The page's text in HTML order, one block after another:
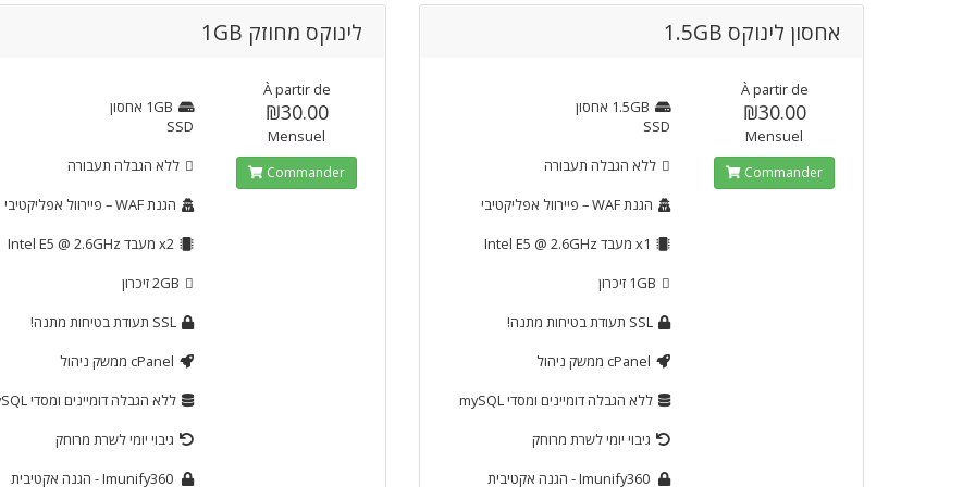
אחסון לינוקס 1.5GB
1.5GB אחסון
SSD
ללא הגבלהתעבורה
הגנת WAF
– פיירוול אפליקטיבי
x1 מעבד Intel E5 @ 2.6GHz
1GB זיכרון
SSL תעודת בטיחות מתנה!
cPanel ממשק ניהול
ללא הגבלהדומיינים ומסדי mySQL
גיבוי יומי לשרת מרוחק
- הגנה אקטיבית
À partir de
₪30.00
Mensuel
Commander
לינוקס מחוזק 1GB
1GB אחסון
SSD
ללא הגבלה תעבורה
הגנת WAF
– פיירוול אפליקטיבי
x2 מעבד Intel E5 @ 2.6GHz
2GBזיכרון
SSL תעודת בטיחות מתנה!
cPanel ממשק ניהול
ללא הגבלהדומיינים ומסדי mySQL
גיבוי יומי לשרת מרוחק
Imunify360
- הגנה אקטיבית
À partir de
₪30.00
Mensuel
Commander